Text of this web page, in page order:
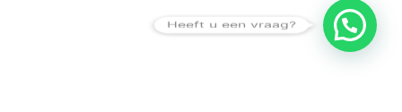
Heeft u een vraag?